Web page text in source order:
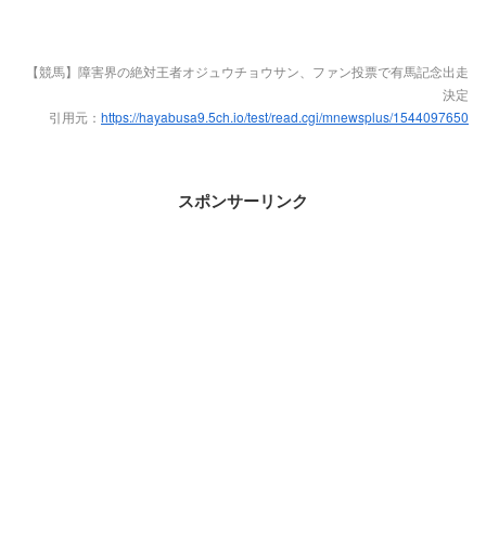
【競馬】障害界の絶対王者オジュウチョウサン、ファン投票で有馬記念出走
決定
引用元： https://hayabusa9.5ch.io/test/read.cgi/mnewsplus/1544097650
スポンサーリンク